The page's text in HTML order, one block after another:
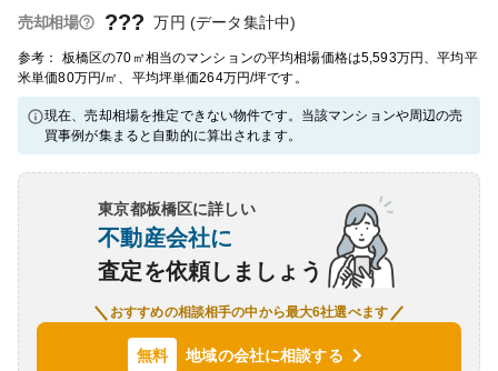
売却相場 ??? 万円 (データ集計中)
参考： 板橋区の70㎡相当のマンションの平均相場価格は5,593万円、平均平
米単価80万円/㎡、平均坪単価264万円/坪です。
現在、売却相場を推定できない物件です。当該マンションや周辺の売
買事例が集まると自動的に算出されます。
東京都板橋区に詳しい
不動産会社に
査定を依頼しましょう
おすすめの相談相手の中から最大6社選べます
無料 地域の会社に相談する